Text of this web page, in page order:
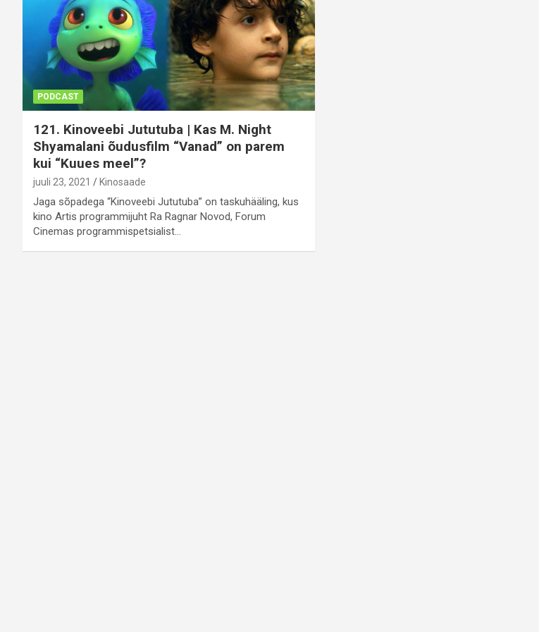
PODCAST
121. Kinoveebi Jututuba | Kas M. Night
Shyamalani õudusfilm “Vanad” on parem
kui “Kuues meel”?
juuli 23, 2021 Kinosaade
Jaga sõpadega “Kinoveebi Jututuba” on taskuhääling, kus
kino Artis programmijuht Ra Ragnar Novod, Forum
Cinemas programmispetsialist…